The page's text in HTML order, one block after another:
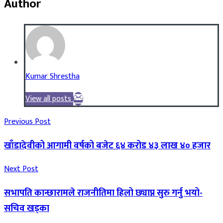
Kumar Shrestha
View all posts
Previous Post
खाँडादेवीको आगामी वर्षको बजेट ६४ करोड ४३ लाख ४० हजार
Next Post
सभापति कान्छारामले राजनीतिमा हिलो छ्याप्न सुरु गर्नु भयो-
सचिव खड्का